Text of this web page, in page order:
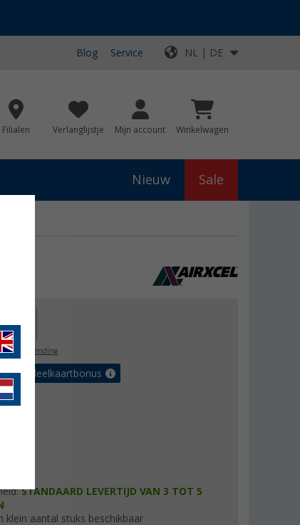
Blog Service NL | DE
Filialen Verlanglijstje Mijn account Winkelwagen
Nieuw Sale
gratis verzending
voordeelkaartbonus
STANDAARD LEVERTIJD VAN 3 TOT 5
klein aantal stuks beschikbaar